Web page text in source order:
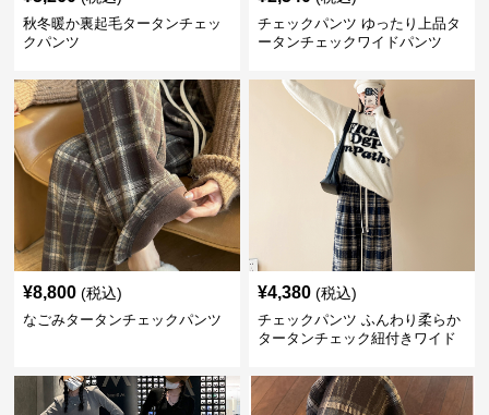
秋冬暖か裏起毛タータンチェッ
クパンツ
チェックパンツ ゆったり上品タ
ータンチェックワイドパンツ
¥8,800 (税込)
なごみタータンチェックパンツ
¥4,380 (税込)
チェックパンツ ふんわり柔らか
タータンチェック紐付きワイド